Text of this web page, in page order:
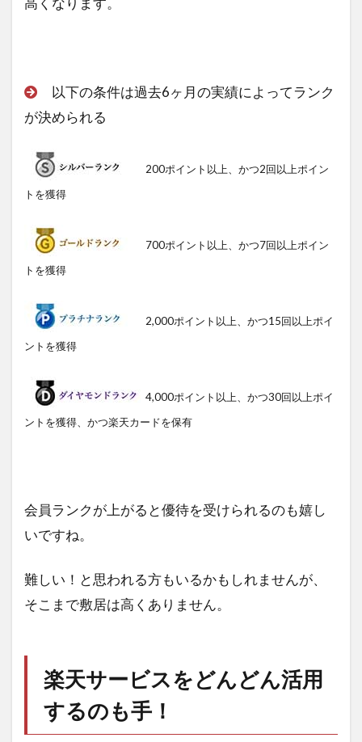
以下の条件は過去6ヶ月の実績によってランク
が決められる
200ポイント以上、かつ2回以上ポイン
トを獲得
700ポイント以上、かつ7回以上ポイン
トを獲得
2,000ポイント以上、かつ15回以上ポイ
ントを獲得
4,000ポイント以上、かつ30回以上ポイ
ントを獲得、かつ楽天カードを保有
会員ランクが上がると優待を受けられるのも嬉し
いですね。
難しい！と思われる方もいるかもしれませんが、
そこまで敷居は高くありません。
楽天サービスをどんどん活用
するのも手！